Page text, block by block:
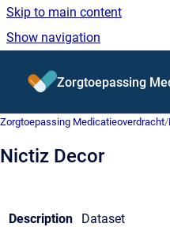
Skip to main content
Show navigation
Go to homepage
Zorgtoepassing
Zorgtoepassing Medicatieoverdracht/
Nictiz Decor
Description Dataset